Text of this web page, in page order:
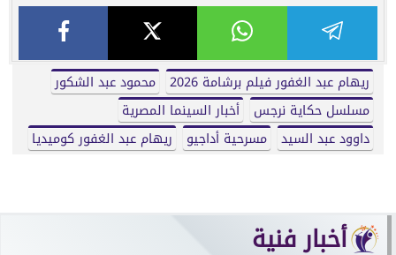
ريهام عبد الغفور فيلم برشامة 2026
محمود عبد الشكور
مسلسل حكاية نرجس
أخبار السينما المصرية
داوود عبد السيد
مسرحية أداجيو ريهام عبد الغفور كوميديا
أخبار فنية